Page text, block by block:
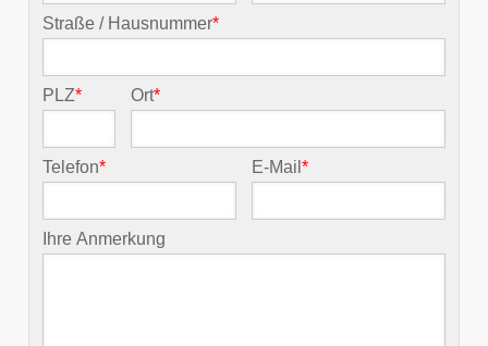
Straße / Hausnummer*
PLZ* Ort*
Telefon* E-Mail*
Ihre Anmerkung